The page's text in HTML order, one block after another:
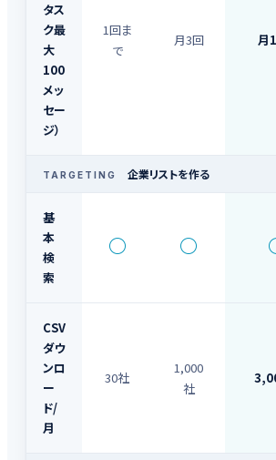
タス
ク最
大
100
メッ
セー
ジ）
1回ま
で
月3回 月
TARGETING 企業リストを作る
基
本
検
索
○ ○
CSV
ダウ
ンロ
ー
ド/
月
30社
1,000
社